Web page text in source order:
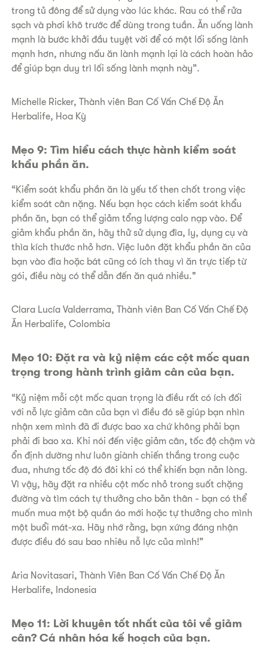
trong tủ đông để sử dụng vào lúc khác. Rau có thể rửa
sạch và phơi khô trước để dùng trong tuần. Ăn uống lành
mạnh là bước khởi đầu tuyệt vời để có một lối sống lành
mạnh hơn, nhưng nấu ăn lành mạnh lại là cách hoàn hảo
để giúp bạn duy trì lối sống lành mạnh này”.
​Michelle Ricker, Thành viên Ban Cố Vấn Chế Độ Ăn
Herbalife, Hoa Kỳ
Mẹo 9: Tìm hiểu cách thực hành kiểm soát
khẩu phần ăn.
“Kiểm soát khẩu phần ăn là yếu tố then chốt trong việc
kiểm soát cân nặng. Nếu bạn học cách kiểm soát khẩu
phần ăn, bạn có thể giảm tổng lượng calo nạp vào. Để
giảm khẩu phần ăn, hãy thử sử dụng đĩa, ly, dụng cụ và
thìa kích thước nhỏ hơn. Việc luôn đặt khẩu phần ăn của
bạn vào đĩa hoặc bát cũng có ích thay vì ăn trực tiếp từ
gói, điều này có thể dẫn đến ăn quá nhiều."
​Clara Lucía Valderrama, Thành viên Ban Cố Vấn Chế Độ
Ăn Herbalife, Colombia
Mẹo 10: Đặt ra và kỷ niệm các cột mốc quan
trọng trong hành trình giảm cân của bạn.
“Kỷ niệm mỗi cột mốc quan trọng là điều rất có ích đối
với nỗ lực giảm cân của bạn vì điều đó sẽ giúp bạn nhìn
nhận xem mình đã đi được bao xa chứ không phải bạn
phải đi bao xa. Khi nói đến việc giảm cân, tốc độ chậm và
ổn định dường như luôn giành chiến thắng trong cuộc
đua, nhưng tốc độ đó đôi khi có thể khiến bạn nản lòng.
Vì vậy, hãy đặt ra nhiều cột mốc nhỏ trong suốt chặng
đường và tìm cách tự thưởng cho bản thân - bạn có thể
muốn mua một bộ quần áo mới hoặc tự thưởng cho mình
một buổi mát-xa. Hãy nhớ rằng, bạn xứng đáng nhận
được điều đó sau bao nhiêu nỗ lực của mình!”
​Aria Novitasari, Thành Viên Ban Cố Vấn Chế Độ Ăn
Herbalife, Indonesia
​Mẹo 11: Lời khuyên tốt nhất của tôi về giảm
cân? Cá nhân hóa kế hoạch của bạn.